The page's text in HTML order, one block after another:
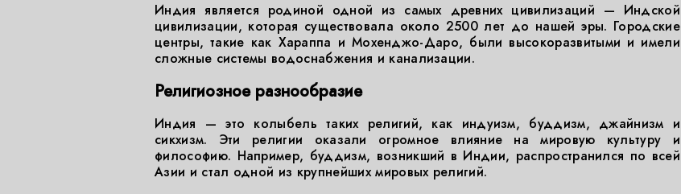
Индия является родиной одной из самых древних цивилизаций — Индской
цивилизации, которая существовала около 2500 лет до нашей эры. Городские
центры, такие как Хараппа и Мохенджо-Даро, были высокоразвитыми и имели
сложные системы водоснабжения и канализации.
Религиозное разнообразие
Индия — это колыбель таких религий, как индуизм, буддизм, джайнизм и
сикхизм. Эти религии оказали огромное влияние на мировую культуру и
философию. Например, буддизм, возникший в Индии, распространился по всей
Азии и стал одной из крупнейших мировых религий.